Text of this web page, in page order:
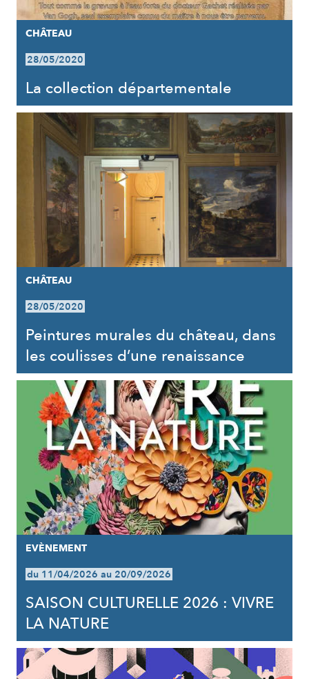
CHÂTEAU
28/05/2020
La collection départementale
CHÂTEAU
28/05/2020
Peintures murales du château, dans
les coulisses d’une renaissance
EVÈNEMENT
du 11/04/2026 au 20/09/2026
SAISON CULTURELLE 2026 : VIVRE
LA NATURE